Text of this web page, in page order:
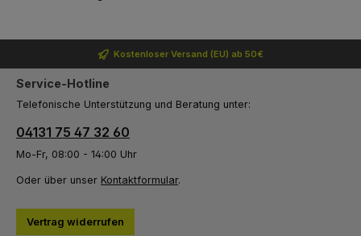
Kostenloser Versand (EU) ab 50€
Service-Hotline
Telefonische Unterstützung und Beratung unter:
04131 75 47 32 60
Mo-Fr, 08:00 - 14:00 Uhr
Oder über unser Kontaktformular.
Vertrag widerrufen